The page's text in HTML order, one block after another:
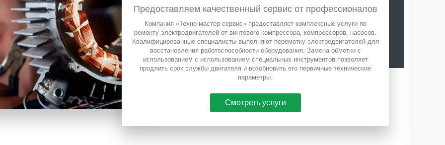
Предоставляем качественный сервис от профессионалов
Компания «Техно мастер сервис» предоставляет комплексные услуги по
ремонту электродвигателей от винтового компрессора, компрессоров, насосов.
Квалифицированные специалисты выполняют перемотку электродвигателей для
восстановления работоспособности оборудования. Замена обмотки с
использованием с использованием специальных инструментов позволяет
продлить срок службы двигателя и возобновить его первичные технические
параметры.
Смотреть услуги